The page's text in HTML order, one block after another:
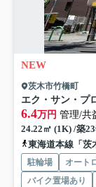
NEW
茨木市竹橋町
エク・サン・プ
6.4万円 管理/共
24.22㎡ (1K) /築
東海道本線「茨
駐輪場 オート
バイク置場あり